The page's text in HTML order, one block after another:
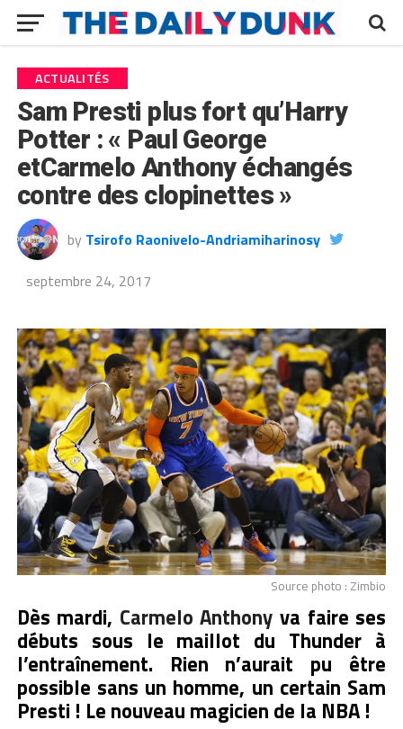
ACTUALITÉS
Sam Presti plus fort qu’Harry
Potter : « Paul George
etCarmelo Anthony échangés
contre des clopinettes »
by Tsirofo Raonivelo-Andriamiharinosy
septembre 24, 2017
Source photo : Zimbio
Dès mardi, Carmelo Anthony va faire ses
débuts sous le maillot du Thunder à
l’entraînement. Rien n’aurait pu être
possible sans un homme, un certain Sam
Presti ! Le nouveau magicien de la NBA !